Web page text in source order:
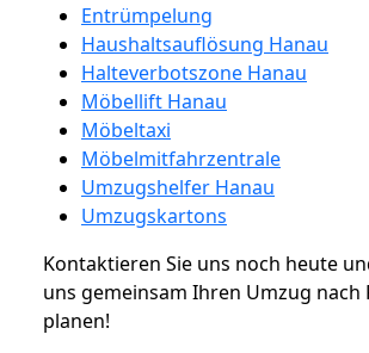
Entrümpelung
Haushaltsauflösung Hanau
Halteverbotszone Hanau
Möbellift Hanau
Möbeltaxi
Möbelmitfahrzentrale
Umzugshelfer Hanau
Umzugskartons
Kontaktieren Sie uns noch heute
uns gemeinsam Ihren Umzug nach
planen!